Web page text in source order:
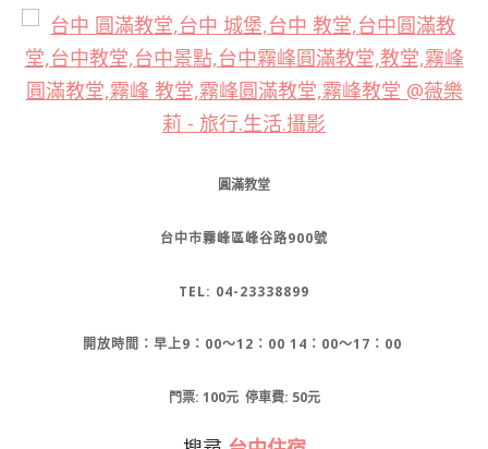
圓滿教堂
台中市霧峰區峰谷路900號
TEL: 04-23338899
開放時間：早上9：00～12：00 14：00～17：00
門票: 100元 停車費: 50元